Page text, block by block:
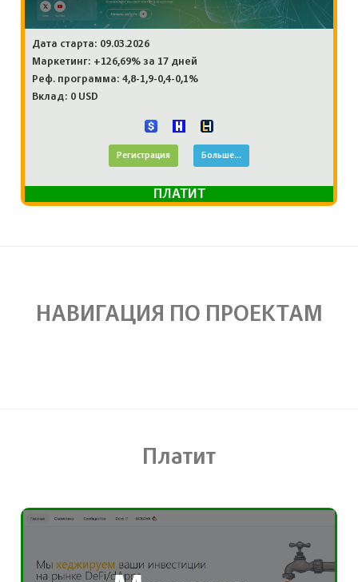
Дата старта: 09.03.2026
Маркетинг: +126,69% за 17 дней
Реф. программа: 4,8-1,9-0,4-0,1%
Вклад: 0 USD
Регистрация Больше...
ПЛАТИТ
НАВИГАЦИЯ ПО ПРОЕКТАМ
Платит